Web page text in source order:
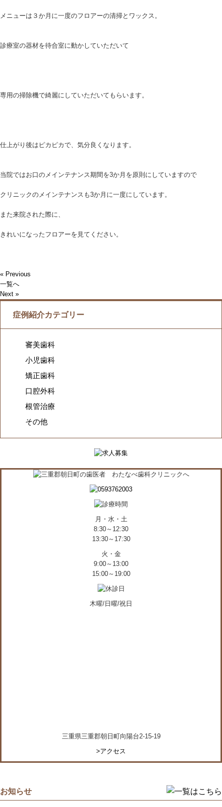
メニューは３か月に一度のフロアーの清掃とワックス。
診療室の器材を待合室に動かしていただいて
専用の掃除機で綺麗にしていただいてもらいます。
仕上がり後はピカピカで、気分良くなります。
当院ではお口のメインテナンス期間を3か月を原則にしていますので
クリニックのメインテナンスも3か月に一度にしています。
また来院された際に、
きれいになったフロアーを見てください。
« Previous
一覧へ
Next »
症例紹介カテゴリー
審美歯科
小児歯科
矯正歯科
口腔外科
根管治療
その他
月・水・土
8:30～12:30
13:30～17:30
火・金
9:00～13:00
15:00～19:00
木曜/日曜/祝日
三重県三重郡朝日町向陽台2-15-19
>アクセス
お知らせ